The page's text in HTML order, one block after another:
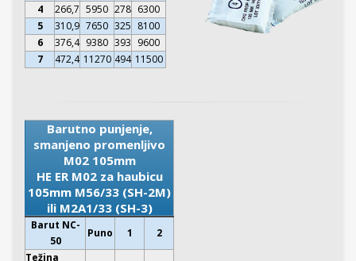
4
266,7 5950 278 6300
5
310,9 7650 325 8100
6
376,4 9380 393 9600
7
472,4 11270 494 11500
Barutno punjenje,
smanjeno promenljivo
M02 105mm
HE ER M02 za haubicu
105mm M56/33 (SH-2M)
ili M2A1/33 (SH-3)
Barut NC-
50
Puno 1
2
Težina